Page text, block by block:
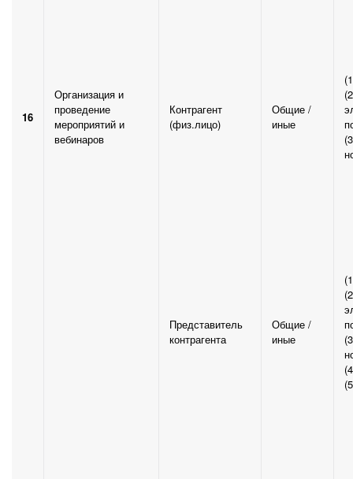
16
Организация и
проведение
мероприятий и
вебинаров
Контрагент
(физ.лицо)
Общие /
иные
Представитель
контрагента
Общие /
иные